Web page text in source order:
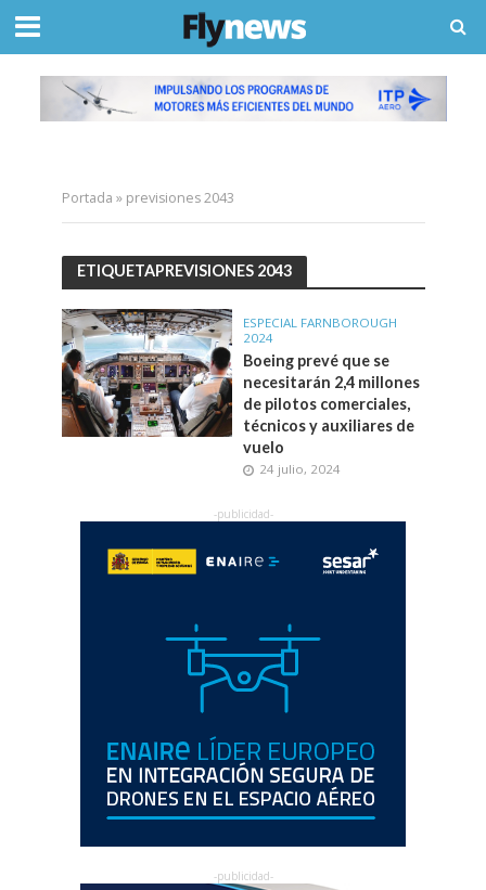
Portada » previsiones 2043
ETIQUETAPREVISIONES 2043
ESPECIAL FARNBOROUGH
2024
Boeing prevé que se
necesitarán 2,4 millones
de pilotos comerciales,
técnicos y auxiliares de
vuelo
24 julio, 2024